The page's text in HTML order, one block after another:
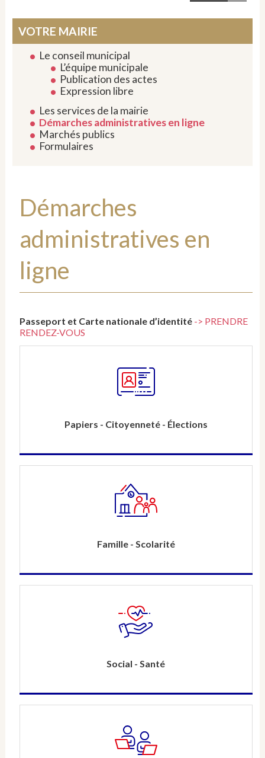
VOTRE MAIRIE
Le conseil municipal
L’équipe municipale
Publication des actes
Expression libre
Les services de la mairie
Démarches administratives en ligne
Marchés publics
Formulaires
Démarches
administratives en
ligne
Passeport et Carte nationale d’identité -> PRENDRE
RENDEZ-VOUS
Papiers - Citoyenneté - Élections
Famille - Scolarité
Social - Santé